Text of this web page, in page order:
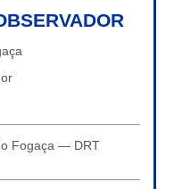
Fogaça — DRT